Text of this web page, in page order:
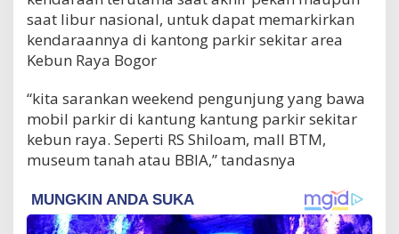
saat libur nasional, untuk dapat memarkirkan
kendaraannya di kantong parkir sekitar area
Kebun Raya Bogor
“kita sarankan weekend pengunjung yang bawa
mobil parkir di kantung kantung parkir sekitar
kebun raya. Seperti RS Shiloam, mall BTM,
museum tanah atau BBIA,” tandasnya